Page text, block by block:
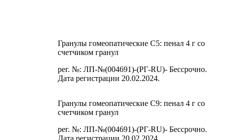
Гранулы гомеопатические C5: пенал 4 г со
счетчиком гранул
рег. №: ЛП-№(004691)-(РГ-RU)- Бессрочно.
Дата регистрации 20.02.2024.
Гранулы гомеопатические C9: пенал 4 г со
счетчиком гранул
рег. №: ЛП-№(004691)-(РГ-RU)- Бессрочно.